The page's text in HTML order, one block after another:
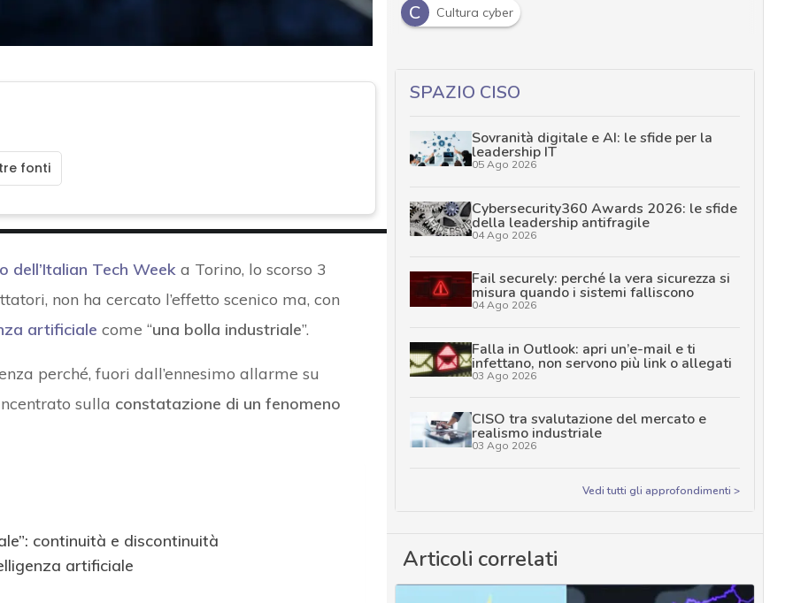
fonti
dell’Italian Tech Weeka Torino, lo scorso 3
non ha cercato l’effetto scenico ma, con
artificiale come “una bolla industriale”.
perché, fuori dall’ennesimo allarme su
sulla constatazione di un fenomeno
continuità e discontinuità
artificiale
C
Cultura cyber
SPAZIO CISO
Sovranità digitale e AI: le sfide per la
leadership IT
05 Ago 2026
Cybersecurity360 Awards 2026: le sfide
della leadership antifragile
04 Ago 2026
Fail securely: perché la vera sicurezza si
misura quando i sistemi falliscono
04 Ago 2026
Falla in Outlook: apri un’e-mail e ti
infettano, non servono più link o allegati
03 Ago 2026
CISO tra svalutazione del mercato e
realismo industriale
03 Ago 2026
Vedi tutti gli approfondimenti >
Articoli correlati